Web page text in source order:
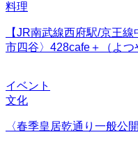
料理
【JR南武線西府駅/京王
市四谷〉428cafe＋（よ
イベント
文化
〈春季皇居乾通り一般公